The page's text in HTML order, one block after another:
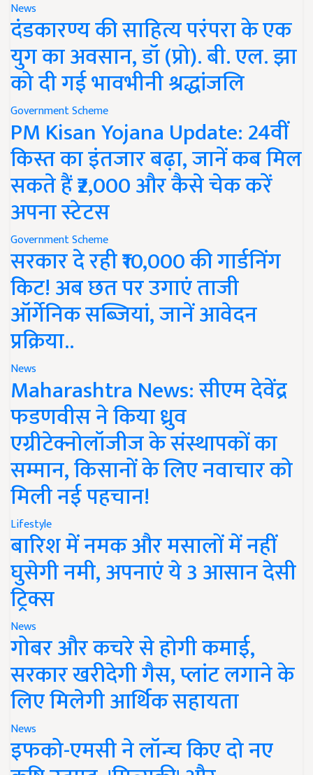
News
दंडकारण्य की साहित्य परंपरा के एक
युग का अवसान, डॉ (प्रो). बी. एल. झा
को दी गई भावभीनी श्रद्धांजलि
Government Scheme
PM Kisan Yojana Update: 24वीं
किस्त का इंतजार बढ़ा, जानें कब मिल
सकते हैं ₹2,000 और कैसे चेक करें
अपना स्टेटस
Government Scheme
सरकार दे रही ₹10,000 की गार्डनिंग
किट! अब छत पर उगाएं ताजी
ऑर्गेनिक सब्जियां, जानें आवेदन
प्रक्रिया..
News
Maharashtra News: सीएम देवेंद्र
फडणवीस ने किया ध्रुव
एग्रीटेक्नोलॉजीज के संस्थापकों का
सम्मान, किसानों के लिए नवाचार को
मिली नई पहचान!
Lifestyle
बारिश में नमक और मसालों में नहीं
घुसेगी नमी, अपनाएं ये 3 आसान देसी
ट्रिक्स
News
गोबर और कचरे से होगी कमाई,
सरकार खरीदेगी गैस, प्लांट लगाने के
लिए मिलेगी आर्थिक सहायता
News
इफको-एमसी ने लॉन्च किए दो नए